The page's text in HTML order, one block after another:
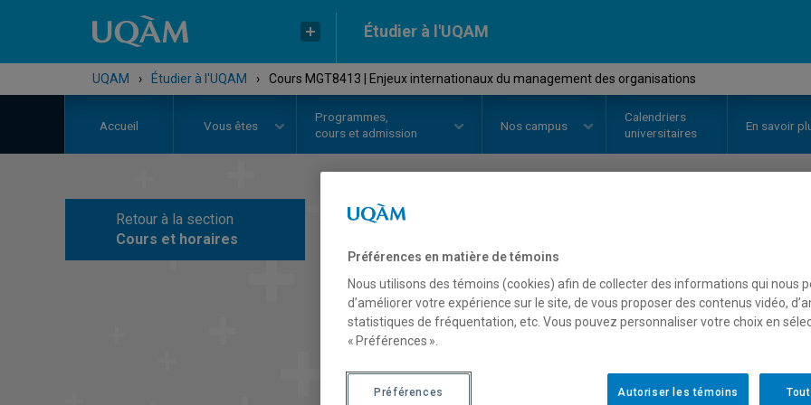
Étudier à l'UQAM
UQAM › Étudier à l'UQAM › Cours MGT8413 | Enjeux internationaux du management des organisations
Accueil Vous êtes
Programmes,
cours et admission
Nos campus
Calendriers
universitaires
En savoir
Retour à la section
Cours et horaires
Enjeux
management des
Description
Préférences en matière de témoins
Nous utilisons des témoins (cookies) afin de collecter des informations qui nous
d’améliorer votre expérience sur le site, de vous proposer des contenus vidéo,
statistiques de fréquentation, etc. Vous pouvez personnaliser votre choix en
« Préférences ».
Autoriser les témoins
Préférences